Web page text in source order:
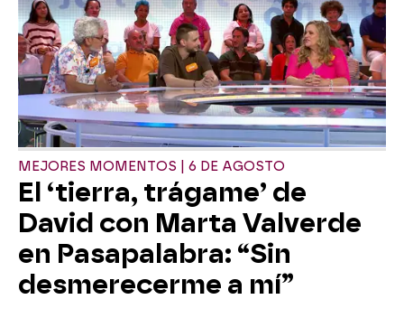
MEJORES MOMENTOS | 6 DE AGOSTO
El ‘tierra, trágame’ de
David con Marta Valverde
en Pasapalabra: “Sin
desmerecerme a mí”